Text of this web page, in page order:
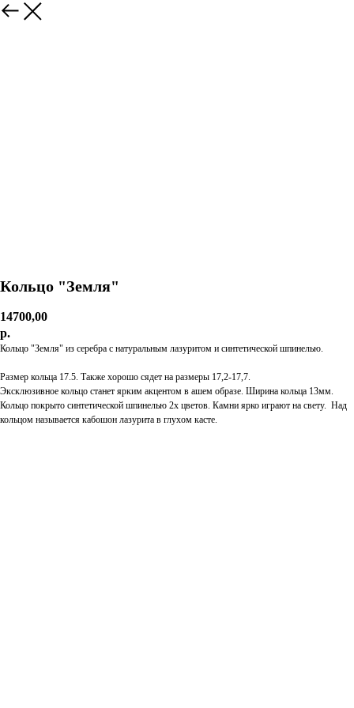
Кольцо "Земля"
14700,00
р.
Кольцо "Земля" из серебра с натуральным лазуритом и синтетической шпинелью.
Размер кольца 17.5. Также хорошо сядет на размеры 17,2-17,7.
Эксклюзивное кольцо станет ярким акцентом в ашем образе. Ширина кольца 13мм.
Кольцо покрыто синтетической шпинелью 2х цветов. Камни ярко играют на свету. Над
кольцом называется кабошон лазурита в глухом касте.